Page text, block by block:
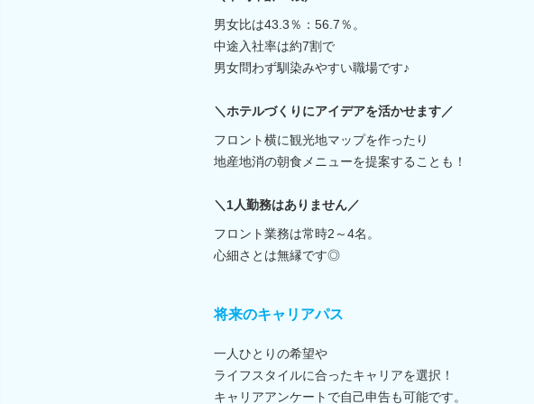
男女比は43.3％：56.7％。
中途入社率は約7割で
男女問わず馴染みやすい職場です♪
＼ホテルづくりにアイデアを活かせます／
フロント横に観光地マップを作ったり
地産地消の朝食メニューを提案することも！
＼1人勤務はありません／
フロント業務は常時2～4名。
心細さとは無縁です◎
将来のキャリアパス
一人ひとりの希望や
ライフスタイルに合ったキャリアを選択！
キャリアアンケートで自己申告も可能です。